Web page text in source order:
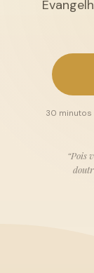
30 minutos
“Pois